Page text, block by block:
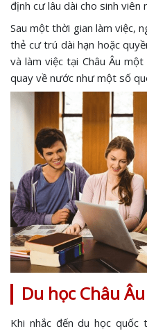
định cư lâu dài cho sinh viên
Sau một thời gian làm việc,
thẻ cư trú dài hạn hoặc
và làm việc tại Châu Âu
quay về nước như một số
Du học Châu
Khi nhắc đến du học quốc